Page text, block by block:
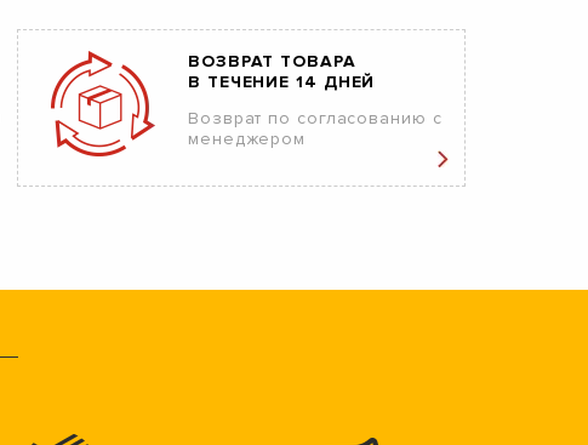
ВОЗВРАТ ТОВАРА
В ТЕЧЕНИЕ 14 ДНЕЙ
Возврат по согласованию с
менеджером